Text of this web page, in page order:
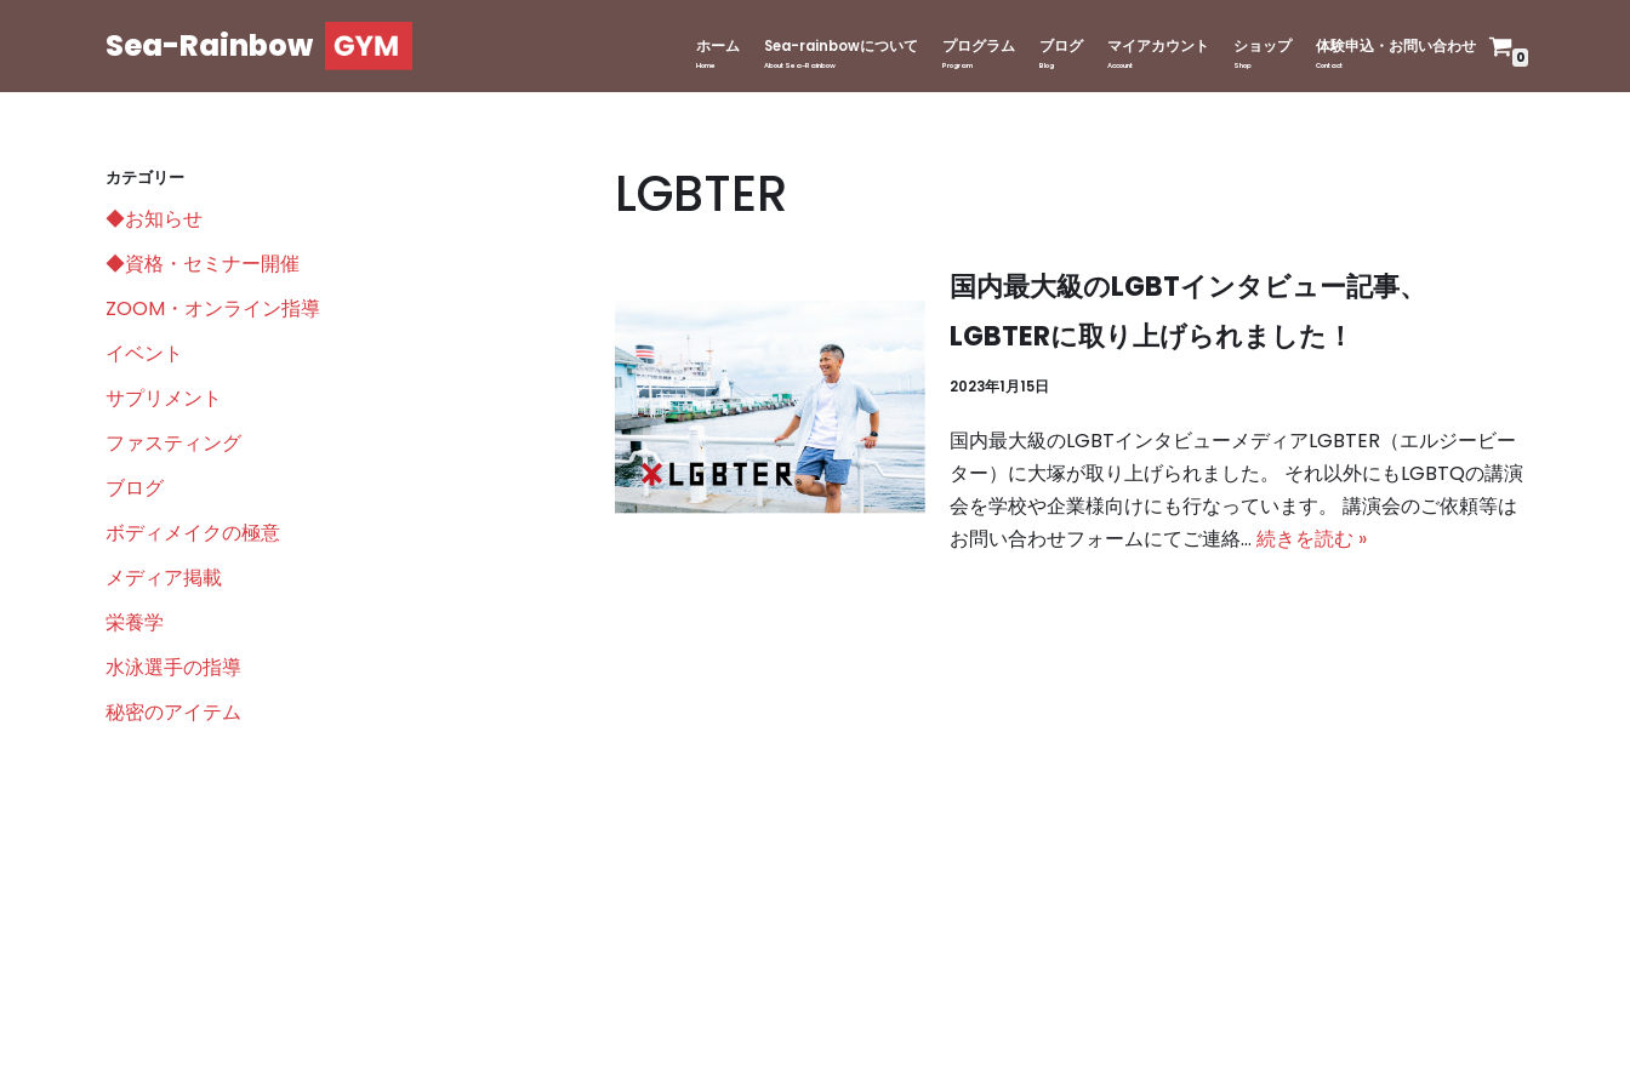
ン
Sea-Rainbow ホーム Sea-rainbowについて プログラム ブログ マイアカウント ショップ 体験申込・お問い合わせ
0
カテゴリー
◆お知らせ
◆資格・セミナー開催
ZOOM・オンライン指導
イベント
サプリメント
ファスティング
ブログ
ボディメイクの極意
メディア掲載
栄養学
水泳選手の指導
秘密のアイテム
LGBTER
国内最大級のLGBTインタビュー記事、
LGBTERに取り上げられました！
2023年1月15日
国内最大級のLGBTインタビューメディアLGBTER（エルジービー
ター）に大塚が取り上げられました。 それ以外にもLGBTQの講演
会を学校や企業様向けにも行なっています。 講演会のご依頼等は
お問い合わせフォームにてご連絡… 続きを読む »